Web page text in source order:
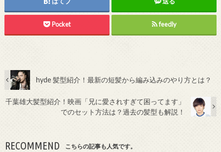
Pocket feedly
hyde 髪型紹介！最新の短髪から編み込みのやり方とは？
千葉雄大髪型紹介！映画「兄に愛されすぎて困ってます」
でのセット方法は？過去の髪型も解説！
RECOMMEND こちらの記事も人気です。